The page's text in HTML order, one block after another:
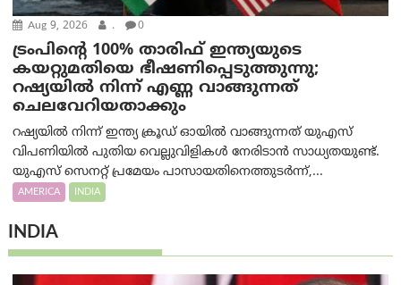
Aug 9, 2026 . 0
ട്രം‌പിന്റെ 100% താരിഫ് ഇന്ത്യയുടെ
കയറ്റുമതിയെ ഭീഷണിപ്പെടുത്തുന്നു;
റഷ്യയിൽ നിന്ന് എണ്ണ വാങ്ങുന്നത്
ചെലവേറിയതാക്കും
റഷ്യയിൽ നിന്ന് ഇന്ത്യ ക്രൂഡ് ഓയിൽ വാങ്ങുന്നത് യുഎസ്
വിപണിയിൽ പുതിയ വെല്ലുവിളികൾ നേരിടാൻ സാധ്യതയുണ്ട്.
യുഎസ് സെനറ്റ് പ്രമേയം പാസായതിനെത്തുടർന്ന്,...
AMERICA INDIA
INDIA